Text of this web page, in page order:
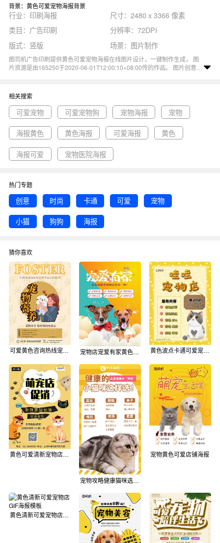
背景：黄色可爱宠物海报背景
行业：印刷海报
尺寸：2480 x 3366 像素
类目：广告印刷
分辨率：72DPI
版式：竖版
场景：图片制作
图司机广告印刷提供黄色可爱宠物海报在线图片设计，一键制作生成， 图
片资源是由165250于2020-06-01T12:00:10+08:00传的作品。 图片创意时
业，为您推荐与黄色可爱宠物海报相关的专题可爱宠物, 可爱宠物狗, 宠物海
报等优质图片模板资源。
相关搜索
可爱宠物 可爱宠物狗 宠物海报 宠物
海报黄色 黄色海报 可爱海报 黄色
海报可爱 宠物医院海报
热门专题
创意 时尚 卡通 可爱 宠物
小猫 狗狗 海报
猜你喜欢
可爱黄色咨询热线宠物寄养海报 宠物店宠爱有家黄色可爱卡通宣传海报 黄色波点卡通可爱宠物海报
黄色可爱清新宠物店促销印刷海报模板
宠物攻略健康猫咪选择黄色可爱手机海报
宠物黄色可爱店铺海报
黄色清新可爱宠物店GIF海报模板